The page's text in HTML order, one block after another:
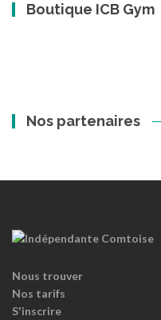
Boutique ICB Gym
Nos partenaires
Nous trouver
Nos tarifs
S'inscrire